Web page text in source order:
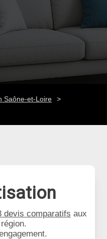
Saône-et-Loire
devis comparatifs aux